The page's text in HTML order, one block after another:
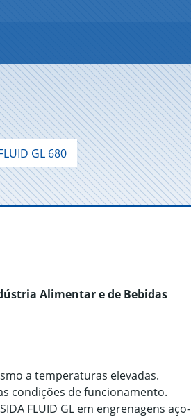
GL 680
Alimentar e de Bebidas
a temperaturas elevadas.
condições de funcionamento.
FLUID GL em engrenagens aço-